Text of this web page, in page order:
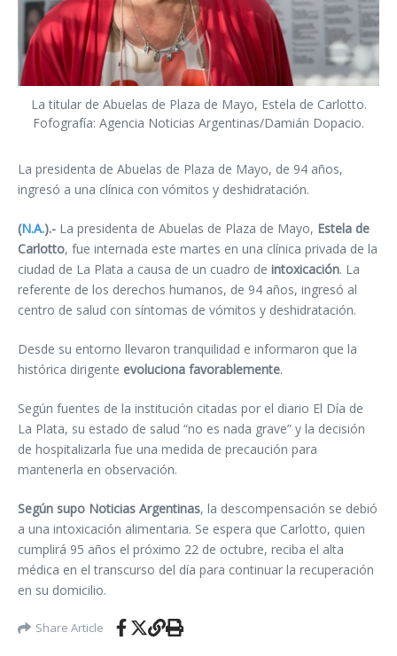
La titular de Abuelas de Plaza de Mayo, Estela de Carlotto.
Fofografía: Agencia Noticias Argentinas/Damián Dopacio.
La presidenta de Abuelas de Plaza de Mayo, de 94 años,
ingresó a una clínica con vómitos y deshidratación.
(N.A.).- La presidenta de Abuelas de Plaza de Mayo, Estela de
Carlotto, fue internada este martes en una clínica privada de la
ciudad de La Plata a causa de un cuadro de intoxicación. La
referente de los derechos humanos, de 94 años, ingresó al
centro de salud con síntomas de vómitos y deshidratación.
Desde su entorno llevaron tranquilidad e informaron que la
histórica dirigente evoluciona favorablemente.
Según fuentes de la institución citadas por el diario El Día de
La Plata, su estado de salud “no es nada grave” y la decisión
de hospitalizarla fue una medida de precaución para
mantenerla en observación.
Según supo Noticias Argentinas, la descompensación se debió
a una intoxicación alimentaria. Se espera que Carlotto, quien
cumplirá 95 años el próximo 22 de octubre, reciba el alta
médica en el transcurso del día para continuar la recuperación
en su domicilio.
Share Article